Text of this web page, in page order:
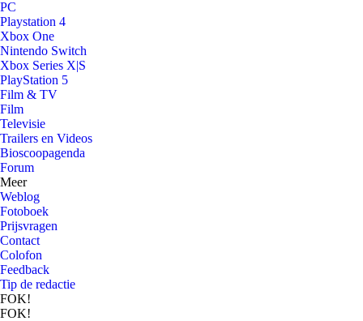
PC
Playstation 4
Xbox One
Nintendo Switch
Xbox Series X|S
PlayStation 5
Film & TV
Film
Televisie
Trailers en Videos
Bioscoopagenda
Forum
Meer
Weblog
Fotoboek
Prijsvragen
Contact
Colofon
Feedback
Tip de redactie
FOK!
FOK!